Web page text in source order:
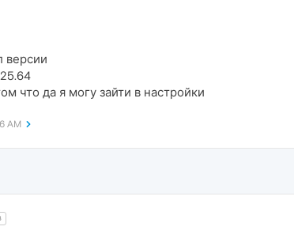
версии
что да я могу зайти в настройки
AM